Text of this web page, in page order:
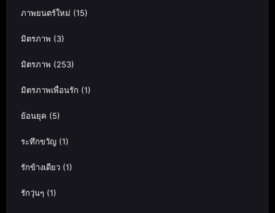
ภาพยนตร์ใหม่ (15)
มิตรภาพ (3)
มิตรภาพ (253)
มิตรภาพเพื่อนรัก (1)
ย้อนยุค (5)
ระทึกขวัญ (1)
รักข้างเดียว (1)
รักวุ่นๆ (1)